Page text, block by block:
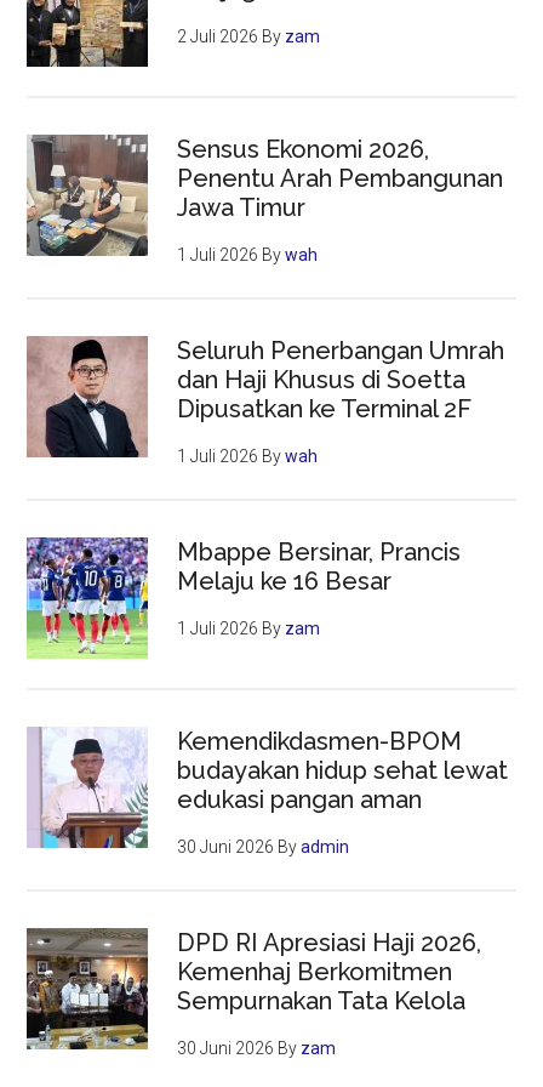
2 Juli 2026 By zam
Sensus Ekonomi 2026,
Penentu Arah Pembangunan
Jawa Timur
1 Juli 2026 Bywah
Seluruh Penerbangan Umrah
dan Haji Khusus di Soetta
Dipusatkan ke Terminal 2F
1 Juli 2026 Bywah
Mbappe Bersinar, Prancis
Melaju ke 16 Besar
1 Juli 2026 By zam
Kemendikdasmen-BPOM
budayakan hidup sehat lewat
edukasi pangan aman
30 Juni 2026 Byadmin
DPD RI Apresiasi Haji 2026,
Kemenhaj Berkomitmen
Sempurnakan Tata Kelola
30 Juni 2026 By zam